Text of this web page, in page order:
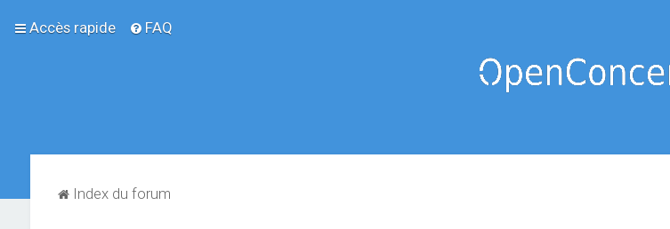
Accès rapide FAQ
Index du forum